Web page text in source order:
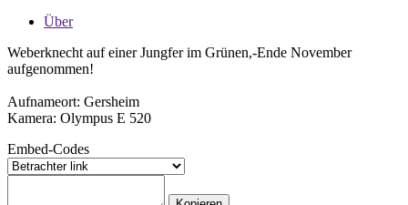
Über
Weberknecht auf einer Jungfer im Grünen,-Ende November
aufgenommen!
Aufnameort: Gersheim
Kamera: Olympus E 520
Embed-Codes